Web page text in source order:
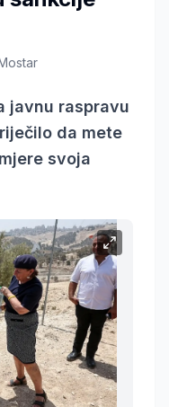
javnu raspravu
da mete
svoja